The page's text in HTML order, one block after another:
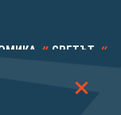
СВЕТЪТ
КАЛЕЙДОСКОП